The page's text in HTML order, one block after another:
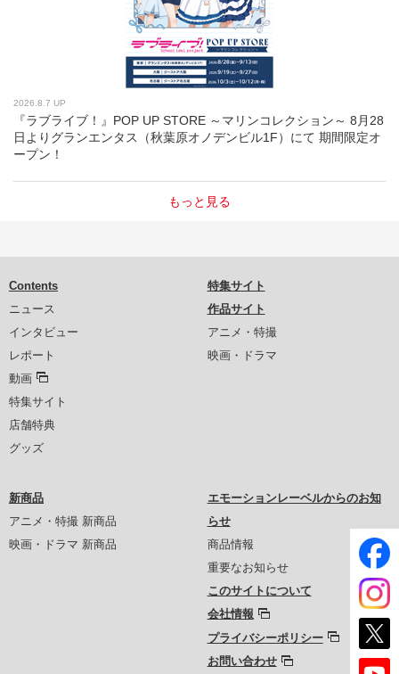
2026.8.7 UP
『ラブライブ！』POP UP STORE ～マリンコレクション～ 8月28
日よりグランエンタス（秋葉原オノデンビル1F）にて 期間限定オ
ープン！
もっと見る
Contents
ニュース
インタビュー
レポート
動画
特集サイト
店舗特典
グッズ
特集サイト
作品サイト
アニメ・特撮
映画・ドラマ
新商品
アニメ・特撮 新商品
映画・ドラマ 新商品
エモーションレーベルからのお知
らせ
商品情報
重要なお知らせ
このサイトについて
会社情報
プライバシーポリシー
お問い合わせ